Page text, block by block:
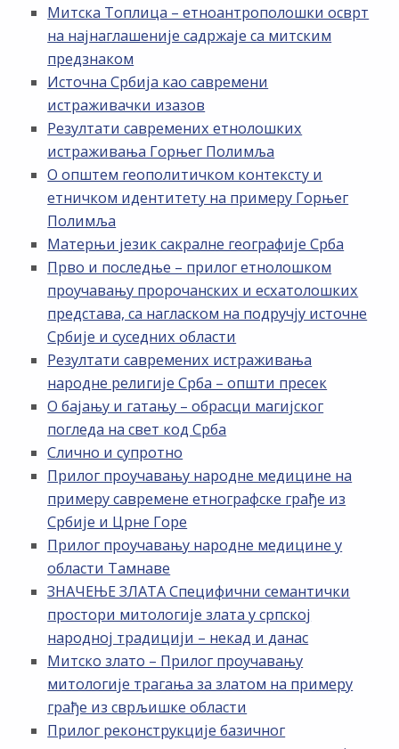
Митска Топлица – етноантрополошки осврт
на најнаглашеније садржаје са митским
предзнаком
Источна Србија као савремени
истраживачки изазов
Резултати савремених етнолошких
истраживања Горњег Полимља
О општем геополитичком контексту и
етничком идентитету на примеру Горњег
Полимља
Матерњи језик сакралне географије Срба
Прво и последње – прилог етнолошком
проучавању пророчанских и есхатолошких
представа, са нагласком на подручју источне
Србије и суседних области
Резултати савремених истраживања
народне религије Срба – општи пресек
О бајању и гатању – обрасци магијског
погледа на свет код Срба
Слично и супротно
Прилог проучавању народне медицине на
примеру савремене етнографске грађе из
Србије и Црне Горе
Прилог проучавању народне медицине у
области Тамнаве
ЗНАЧЕЊЕ ЗЛАТА Специфични семантички
простори митологије злата у српској
народној традицији – некад и данас
Митско злато – Прилог проучавању
митологије трагања за златом на примеру
грађе из сврљишке области
Прилог реконструкције базичног